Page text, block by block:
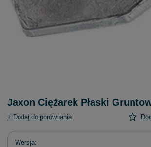
Jaxon Ciężarek Płaski
+ Dodaj do porównania
Wersja